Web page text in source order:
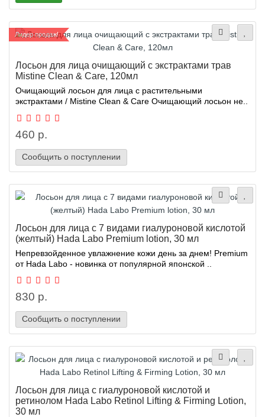
Лидер продаж!
Лосьон для лица очищающий с экстрактами трав
Mistine Clean & Care, 120мл
Очищающий лосьон для лица с растительными
экстрактами / Mistine Clean & Care Очищающий лосьон не..
460 р.
Сообщить о поступлении
Лосьон для лица с 7 видами гиалуроновой кислотой
(желтый) Hada Labo Premium lotion, 30 мл
Непревзойденное увлажнение кожи день за днем! Premium
от Hada Labo - новинка от популярной японской ..
830 р.
Сообщить о поступлении
Лосьон для лица с гиалуроновой кислотой и
ретинолом Hada Labo Retinol Lifting & Firming Lotion,
30 мл